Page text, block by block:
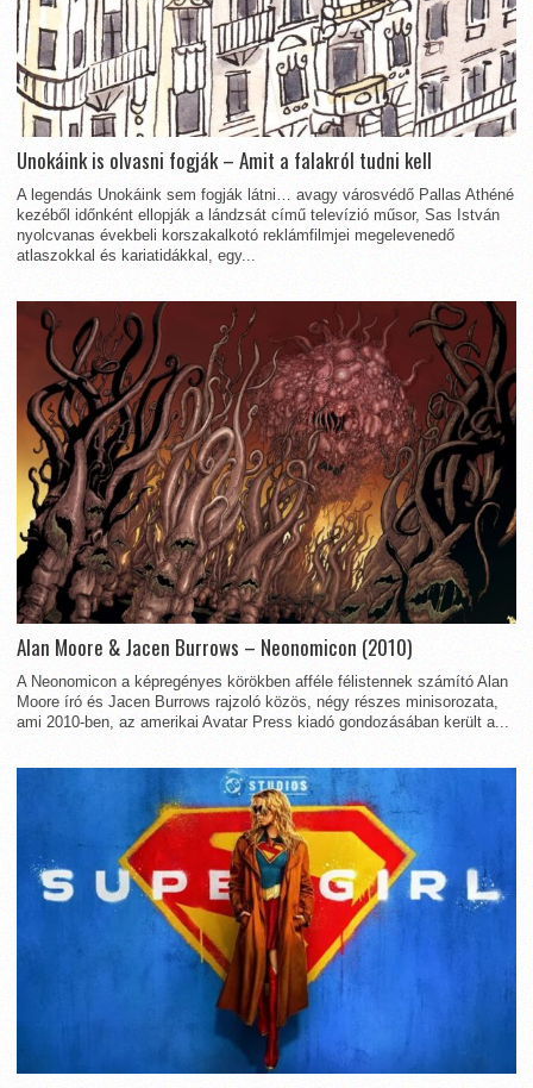
Unokáink is olvasni fogják – Amit a falakról tudni kell
A legendás Unokáink sem fogják látni… avagy városvédő Pallas Athéné
kezéből időnként ellopják a lándzsát című televízió műsor, Sas István
nyolcvanas évekbeli korszakalkotó reklámfilmjei megelevenedő
atlaszokkal és kariatidákkal, egy...
Alan Moore & Jacen Burrows – Neonomicon (2010)
A Neonomicon a képregényes körökben afféle félistennek számító Alan
Moore író és Jacen Burrows rajzoló közös, négy részes minisorozata,
ami 2010-ben, az amerikai Avatar Press kiadó gondozásában került a...